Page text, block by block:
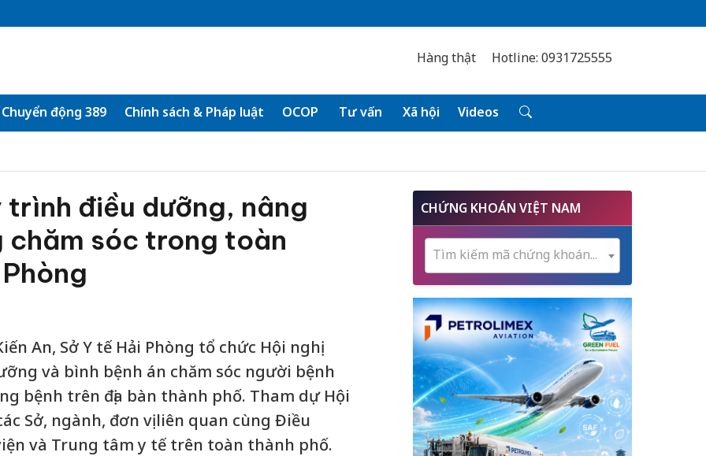
Hàng thật Hotline: 0931725555
Chuyển động 389 Chính sách & Pháp luật OCOP Tư vấn Xã hội Videos
trình điều dưỡng, nâng
sóc trong toàn
An, Sở Y tế Hải Phòng tổ chức Hội nghị
và bình bệnh án chăm sóc người bệnh
bệnh trên địa bàn thành phố. Tham dự Hội
Sở, ngành, đơn vị liên quan cùng Điều
và Trung tâm y tế trên toàn thành phố.
CHỨNG KHOÁN VIỆT NAM
Tìm kiếm mã chứng khoán...